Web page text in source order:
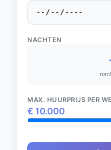
NACHTEN
MAX. HUURPRIJS PER
€ 10.000